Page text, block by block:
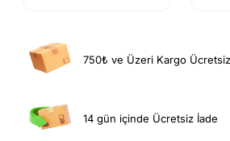
750₺ ve Üzeri Kargo Ücretsiz
14 gün içinde Ücretsiz İade